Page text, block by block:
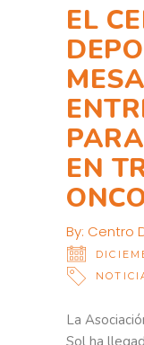
EL
EN
By: Centro
La
Sol ha